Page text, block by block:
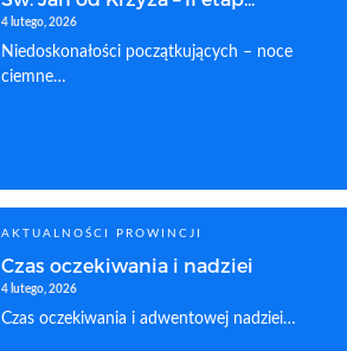
4 lutego, 2026
Niedoskonałości początkujących – noce
ciemne…
AKTUALNOŚCI PROWINCJI
Czas oczekiwania i nadziei
4 lutego, 2026
Czas oczekiwania i adwentowej nadziei…